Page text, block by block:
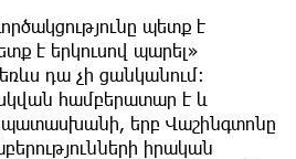
պետք է
է երկուսով պարել»
դա չի ցանկանում։
համբերատար է և
երբ Վաշինգտոնը
իրական